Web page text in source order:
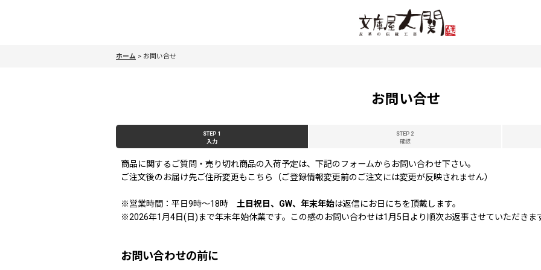
ホーム > お問い合せ
お問い合せ
STEP 1
入力
STEP 2
確認
商品に関するご質問・売り切れ商品の入荷予定は、下記のフォームからお問い合わせ下さい。
ご注文後のお届け先ご住所変更もこちら（ご登録情報変更前のご注文には変更が反映されません）
※営業時間：平日9時〜18時 土日祝日、GW、年末年始は返信にお日にちを頂戴します。
※2026年1月4日(日)まで年末年始休業です。この感のお問い合わせは1月5日より順次お返事させていただきま
お問い合わせの前に